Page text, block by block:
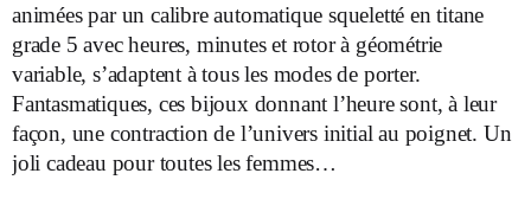
animées par un calibre automatique squeletté en titane
grade 5 avec heures, minutes et rotor à géométrie
variable, s’adaptent à tous les modes de porter.
Fantasmatiques, ces bijoux donnant l’heure sont, à leur
façon, une contraction de l’univers initial au poignet. Un
joli cadeau pour toutes les femmes…